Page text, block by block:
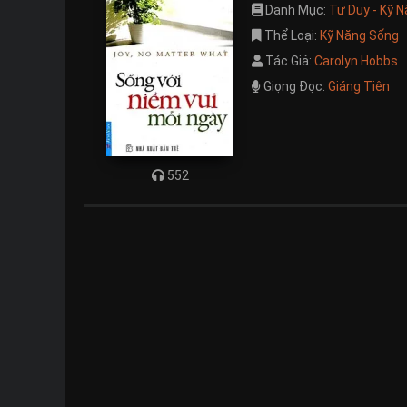
552
Danh Mục: Tư Duy - Kỹ
Thể Loại: Kỹ Năng Sống
Tác Giả: Carolyn Hobbs
Giọng Đọc: Giáng Tiên